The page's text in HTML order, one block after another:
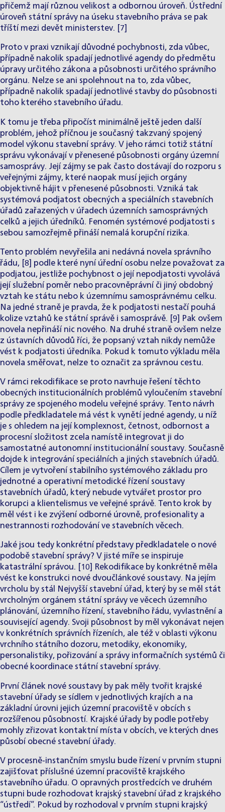
přičemž mají různou velikost a odbornou úroveň. Ústřední
úroveň státní správy na úseku stavebního práva se pak
tříští mezi devět ministerstev. [7]
Proto v praxi vznikají důvodné pochybnosti, zda vůbec,
případně nakolik spadají jednotlivé agendy do předmětu
úpravy určitého zákona a působnosti určitého správního
orgánu. Nelze se ani spolehnout na to, zda vůbec,
případně nakolik spadají jednotlivé stavby do působnosti
toho kterého stavebního úřadu.
K tomu je třeba připočíst minimálně ještě jeden další
problém, jehož příčnou je současný takzvaný spojený
model výkonu stavební správy. V jeho rámci totiž státní
správu vykonávají v přenesené působnosti orgány územní
samosprávy. Její zájmy se pak často dostávají do rozporu s
veřejnými zájmy, které naopak musí jejich orgány
objektivně hájit v přenesené působnosti. Vzniká tak
systémová podjatost obecných a speciálních stavebních
úřadů zařazených v úřadech územních samosprávných
celků a jejich úředníků. Fenomén systémové podjatosti s
sebou samozřejmě přináší nemalá korupční rizika.
Tento problém nevyřešila ani nedávná novela správního
řádu, [8] podle které nyní úřední osobu nelze považovat za
podjatou, jestliže pochybnost o její nepodjatosti vyvolává
její služební poměr nebo pracovněprávní či jiný obdobný
vztah ke státu nebo k územnímu samosprávnému celku.
Na jedné straně je pravda, že k podjatosti nestačí pouhá
kolize vztahů ke státní správě i samosprávě. [9] Pak ovšem
novela nepřináší nic nového. Na druhé straně ovšem nelze
z ústavních důvodů říci, že popsaný vztah nikdy nemůže
vést k podjatosti úředníka. Pokud k tomuto výkladu měla
novela směřovat, nelze to označit za správnou cestu.
V rámci rekodifikace se proto navrhuje řešení těchto
obecných institucionálních problémů vyloučením stavební
správy ze spojeného modelu veřejné správy. Tento návrh
podle předkladatele má vést k vynětí jedné agendy, u níž
je s ohledem na její komplexnost, četnost, odbornost a
procesní složitost zcela namístě integrovat ji do
samostatné autonomní institucionální soustavy. Současně
dojde k integrování speciálních a jiných stavebních úřadů.
Cílem je vytvoření stabilního systémového základu pro
jednotné a operativní metodické řízení soustavy
stavebních úřadů, který nebude vytvářet prostor pro
korupci a klientelismus ve veřejné správě. Tento krok by
měl vést i ke zvýšení odborné úrovně, profesionality a
nestrannosti rozhodování ve stavebních věcech.
Jaké jsou tedy konkrétní představy předkladatele o nové
podobě stavební správy? V jisté míře se inspiruje
katastrální správou. [10] Rekodifikace by konkrétně měla
vést ke konstrukci nové dvoučlánkové soustavy. Na jejím
vrcholu by stál Nejvyšší stavební úřad, který by se měl stát
vrcholným orgánem státní správy ve věcech územního
plánování, územního řízení, stavebního řádu, vyvlastnění a
související agendy. Svoji působnost by měl vykonávat nejen
v konkrétních správních řízeních, ale též v oblasti výkonu
vrchního státního dozoru, metodiky, ekonomiky,
personalistiky, pořizování a správy informačních systémů či
obecné koordinace státní stavební správy.
První článek nové soustavy by pak měly tvořit krajské
stavební úřady se sídlem v jednotlivých krajích a na
základní úrovni jejich územní pracoviště v obcích s
rozšířenou působností. Krajské úřady by podle potřeby
mohly zřizovat kontaktní místa v obcích, ve kterých dnes
působí obecné stavební úřady.
V procesně-instančním smyslu bude řízení v prvním stupni
zajišťovat příslušné územní pracoviště krajského
stavebního úřadu. O opravných prostředcích ve druhém
stupni bude rozhodovat krajský stavební úřad z krajského
“ústředí”. Pokud by rozhodoval v prvním stupni krajský